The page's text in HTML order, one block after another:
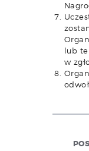
lub
w